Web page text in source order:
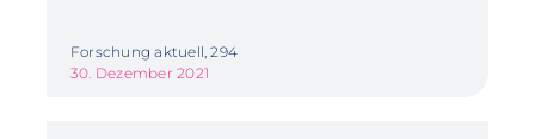
Forschung aktuell, 294
30. Dezember 2021